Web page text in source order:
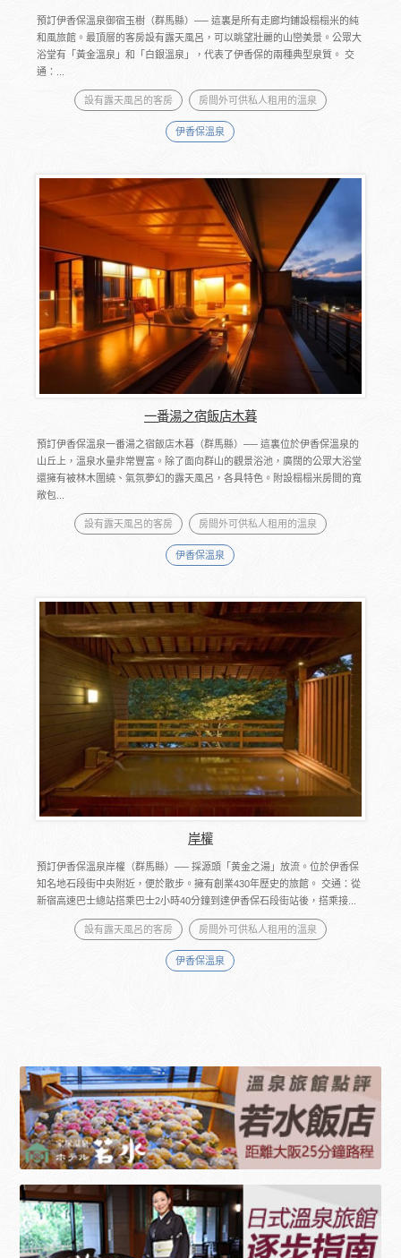
預訂伊香保溫泉御宿玉樹（群馬縣）── 這裏是所有走廊均鋪設榻榻米的純
和風旅館。最頂層的客房設有露天風呂，可以眺望壯麗的山巒美景。公眾大
浴堂有「黃金溫泉」和「白銀溫泉」，代表了伊香保的兩種典型泉質。 交
通：...
設有露天風呂的客房 房間外可供私人租用的溫泉
伊香保溫泉
一番湯之宿飯店木暮
預訂伊香保溫泉一番湯之宿飯店木暮（群馬縣）── 這裏位於伊香保溫泉的
山丘上，溫泉水量非常豐富。除了面向群山的觀景浴池，廣闊的公眾大浴堂
還擁有被林木圍繞、氣氛夢幻的露天風呂，各具特色。附設榻榻米房間的寬
敞包...
設有露天風呂的客房 房間外可供私人租用的溫泉
伊香保溫泉
岸權
預訂伊香保溫泉岸權（群馬縣）── 採源頭「黄金之湯」放流。位於伊香保
知名地石段街中央附近，便於散步。擁有創業430年歷史的旅館。 交通：從
新宿高速巴士總站搭乘巴士2小時40分鐘到達伊香保石段街站後，搭乘接...
設有露天風呂的客房 房間外可供私人租用的溫泉
伊香保溫泉